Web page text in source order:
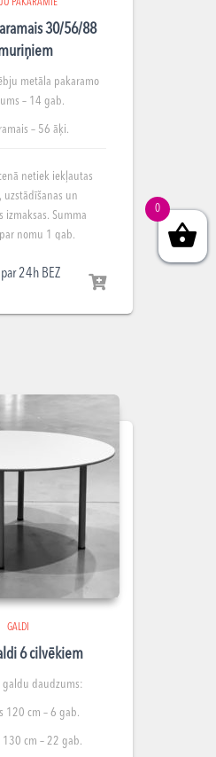
PAKARAMIE
30/56/88
metāla pakaramo
– 14 gab.
– 56 āķi.
netiek iekļautas
uzstādīšanas un
izmaksas. Summa
nomu 1 gab.
24h BEZ
GALDI
6 cilvēkiem
galdu daudzums:
120 cm – 6 gab.
130 cm – 22 gab.
0